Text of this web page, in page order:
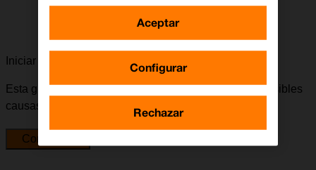
Iniciar la guía para solucionar tu problema
Esta guía te va a conducir a través de una serie de posibles
causas y soluciones al problema.
Comenzar
Configurar
Rechazar
Aceptar